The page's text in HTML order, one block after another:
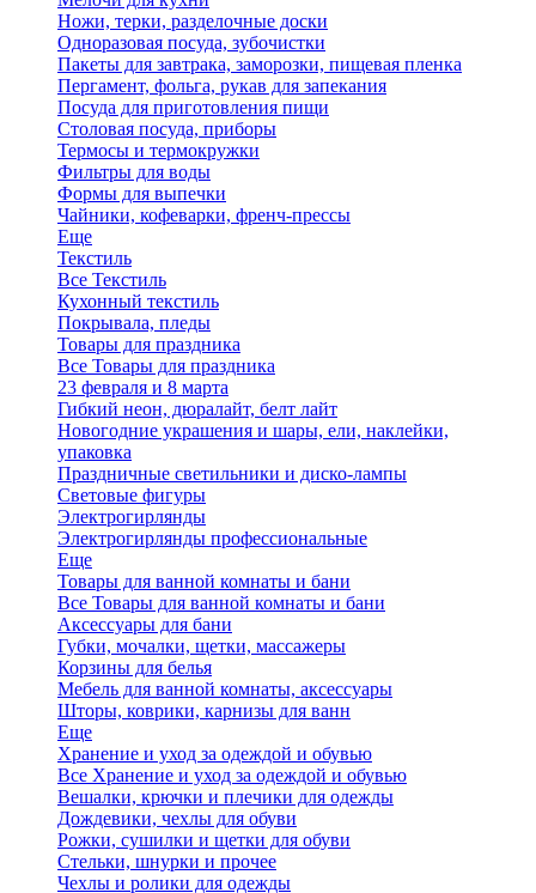
Ножи, терки, разделочные доски
Одноразовая посуда, зубочистки
Пакеты для завтрака, заморозки, пищевая пленка
Пергамент, фольга, рукав для запекания
Посуда для приготовления пищи
Столовая посуда, приборы
Термосы и термокружки
Фильтры для воды
Формы для выпечки
Чайники, кофеварки, френч-прессы
Еще
Текстиль
Все Текстиль
Кухонный текстиль
Покрывала, пледы
Товары для праздника
Все Товары для праздника
23 февраля и 8 марта
Гибкий неон, дюралайт, белт лайт
Новогодние украшения и шары, ели, наклейки,
упаковка
Праздничные светильники и диско-лампы
Световые фигуры
Электрогирлянды
Электрогирлянды профессиональные
Еще
Товары для ванной комнаты и бани
Все Товары для ванной комнаты и бани
Аксессуары для бани
Губки, мочалки, щетки, массажеры
Корзины для белья
Мебель для ванной комнаты, аксессуары
Шторы, коврики, карнизы для ванн
Еще
Хранение и уход за одеждой и обувью
Все Хранение и уход за одеждой и обувью
Вешалки, крючки и плечики для одежды
Дождевики, чехлы для обуви
Рожки, сушилки и щетки для обуви
Стельки, шнурки и прочее
Чехлы и ролики для одежды